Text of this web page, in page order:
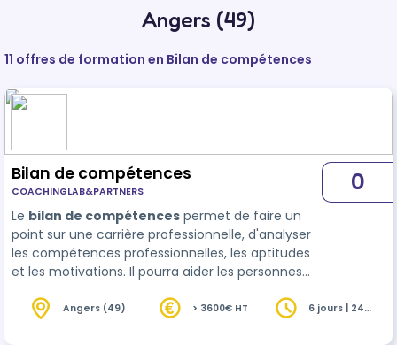
Angers (49)
11 offres de formation en Bilan de compétences
Bilan de compétences
COACHINGLAB&PARTNERS
Le bilan de compétences permet de faire un
point sur une carrière professionnelle, d'analyser
les compétences professionnelles, les aptitudes
et les motivations. Il pourra aider les personnes
cohérent ou valider un pro…
0
Angers (49) > 3600€ HT
6 jours | 24